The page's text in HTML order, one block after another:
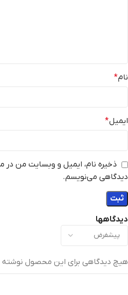
دیدگاهها
هیچ دیدگاهی برای این محصول
نام*
ایمیل*
ذخیره نام، ایمیل و وبسایت من در
دیدگاهی می‌نویسم.